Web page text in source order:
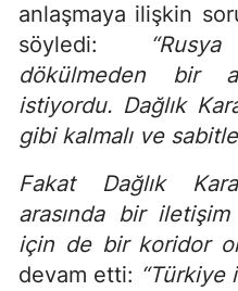
anlaşmaya ilişkin
söyledi:
dökülmeden bir
istiyordu. Dağlık
gibi kalmalı ve
Fakat Dağlık
arasında bir
için de bir koridor
devam etti: “Türkiye